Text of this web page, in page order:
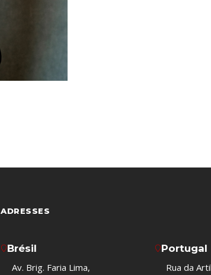
ADRESSES
Brésil
Av. Brig. Faria Lima,
Portugal
Rua da